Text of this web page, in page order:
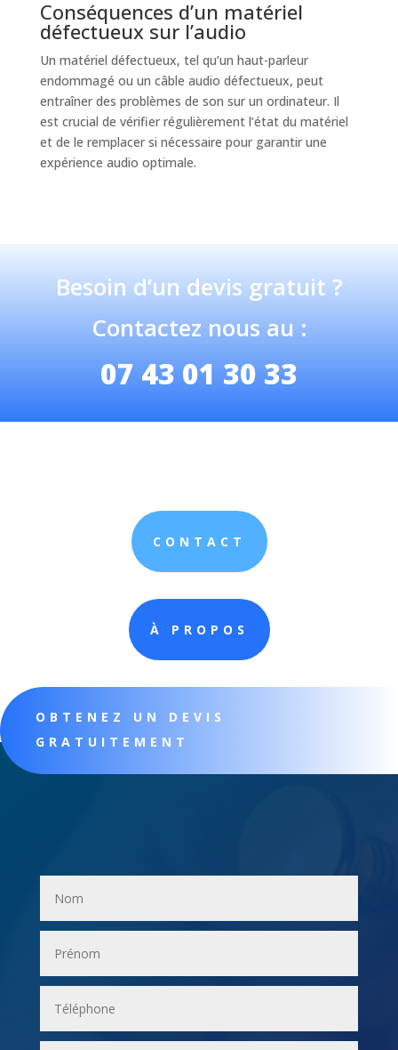
Conséquences d’un matériel
défectueux sur l’audio
Un matériel défectueux, tel qu’un haut-parleur
endommagé ou un câble audio défectueux, peut
entraîner des problèmes de son sur un ordinateur. Il
est crucial de vérifier régulièrement l’état du matériel
et de le remplacer si nécessaire pour garantir une
expérience audio optimale.
Besoin d’un devis gratuit ?
Contactez nous au :
07 43 01 30 33
CONTACT
À PROPOS
OBTENEZ UN DEVIS
GRATUITEMENT